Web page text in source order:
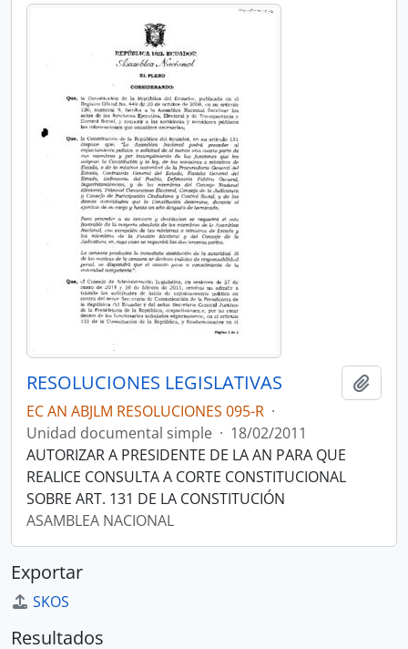
RESOLUCIONES LEGISLATIVAS
EC AN ABJLM RESOLUCIONES 095-R ·
Unidad documental simple · 18/02/2011
AUTORIZAR A PRESIDENTE DE LA AN PARA QUE
REALICE CONSULTA A CORTE CONSTITUCIONAL
SOBRE ART. 131 DE LA CONSTITUCIÓN
ASAMBLEA NACIONAL
Exportar
SKOS
Resultados